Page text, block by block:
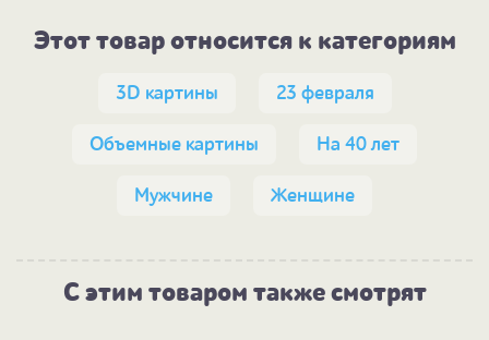
Этот товар относится к категориям
3D картины 23 февраля
Объемные картины На 40 лет
Мужчине Женщине
С этим товаром также смотрят